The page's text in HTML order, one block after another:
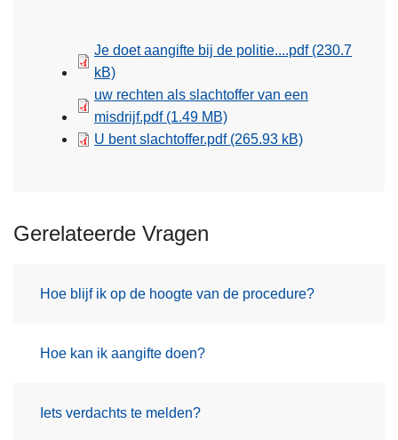
Je doet aangifte bij de politie....pdf (230.7
kB)
uw rechten als slachtoffer van een
misdrijf.pdf (1.49 MB)
U bent slachtoffer.pdf (265.93 kB)
Gerelateerde Vragen
Hoe blijf ik op de hoogte van de procedure?
Hoe kan ik aangifte doen?
Iets verdachts te melden?